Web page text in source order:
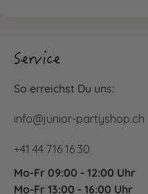
Service
So erreichst Du uns:
info@junior-partyshop.ch
+41 44 716 16 30
Mo-Fr 09:00 - 12:00 Uhr
Mo-Fr 13:00 - 16:00 Uhr